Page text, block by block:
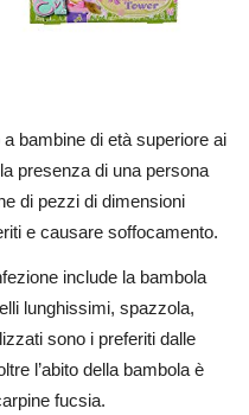
bambine di età superiore ai
presenza di una persona
di pezzi di dimensioni
e causare soffocamento.
include la bambola
lunghissimi, spazzola,
sono i preferiti dalle
l’abito della bambola è
fucsia.